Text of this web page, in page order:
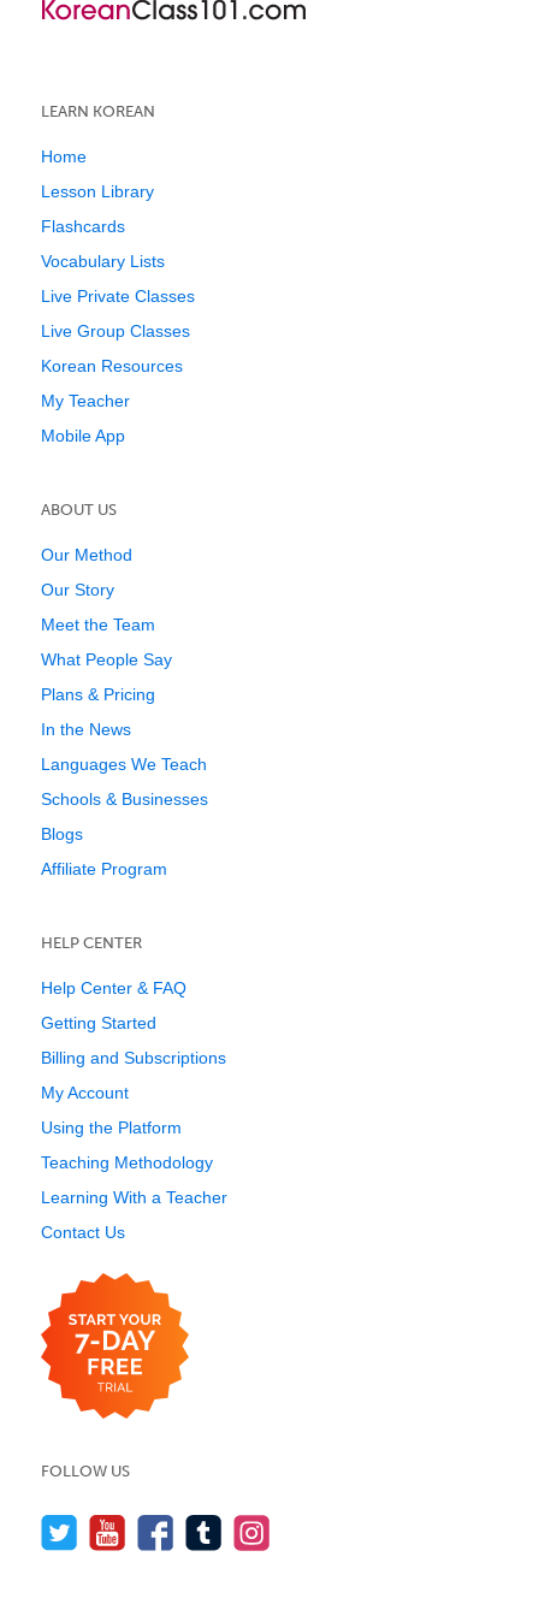
LEARN KOREAN
Home
Lesson Library
Flashcards
Vocabulary Lists
Live Private Classes
Live Group Classes
Korean Resources
My Teacher
Mobile App
ABOUT US
Our Method
Our Story
Meet the Team
What People Say
Plans & Pricing
In the News
Languages We Teach
Schools & Businesses
Blogs
Affiliate Program
HELP CENTER
Help Center & FAQ
Getting Started
Billing and Subscriptions
My Account
Using the Platform
Teaching Methodology
Learning With a Teacher
Contact Us
FOLLOW US